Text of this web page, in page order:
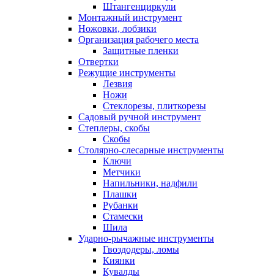
Штангенциркули
Монтажный инструмент
Ножовки, лобзики
Организация рабочего места
Защитные пленки
Отвертки
Режущие инструменты
Лезвия
Ножи
Стеклорезы, плиткорезы
Садовый ручной инструмент
Степлеры, скобы
Скобы
Столярно-слесарные инструменты
Ключи
Метчики
Напильники, надфили
Плашки
Рубанки
Стамески
Шила
Ударно-рычажные инструменты
Гвоздодеры, ломы
Киянки
Кувалды